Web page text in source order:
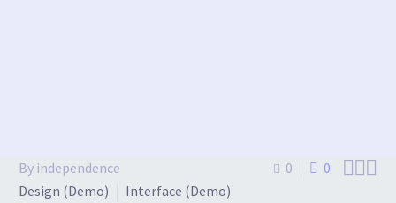
0 0 
By independence
Design (Demo)
Interface (Demo)